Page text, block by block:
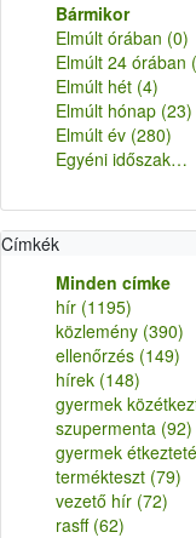
Bármikor
Elmúlt órában (0)
Elmúlt 24 órában
Elmúlt hét (4)
Elmúlt hónap (23)
Elmúlt év (280)
Egyéni időszak…
Címkék
Minden címke
hír (1195)
közlemény (390)
ellenőrzés (149)
hírek (148)
gyermek
szupermenta (92)
gyermek
termékteszt (79)
vezető hír (72)
rasff (62)